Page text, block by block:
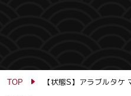
TOP 【状態S】アラブルタケ